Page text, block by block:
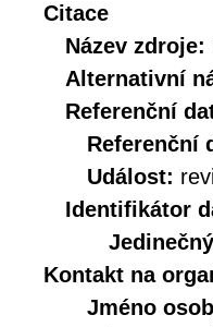
Citace
Název zdroje:
Alternativní
Referenční
Referenční
Událost:
Identifikátor
Kontakt na
Jméno